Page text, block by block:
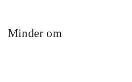
Minder om